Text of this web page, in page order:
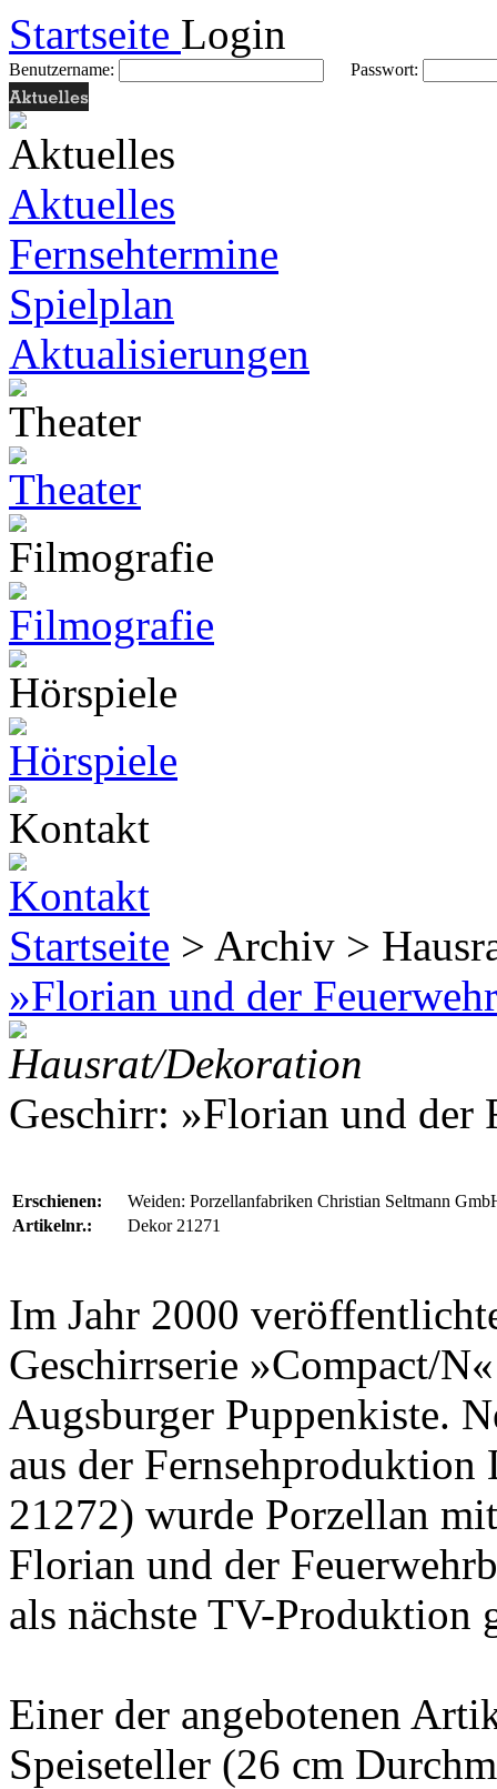
Startseite Login
Benutzername: Passwort:
Aktuelles
Fernsehtermine
Spielplan
Aktualisierungen
Startseite > Archiv >
»Florian und der
Hausrat/Dekoration
Geschirr: »Florian und der
Erschienen:
Weiden: Porzellanfabriken Christian Seltmann
Artikelnr.:
Dekor 21271
Im Jahr 2000
Geschirrserie »Compact/
Augsburger Puppenkiste.
aus der Fernsehproduktion
21272) wurde Porzellan
Florian und der
als nächste TV-Produktion
Einer der angebotenen
Speiseteller (26 cm